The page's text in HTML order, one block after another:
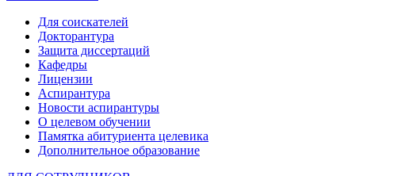
Для соискателей
Докторантура
Защита диссертаций
Кафедры
Лицензии
Аспирантура
Новости аспирантуры
О целевом обучении
Памятка абитуриента целевика
Дополнительное образование